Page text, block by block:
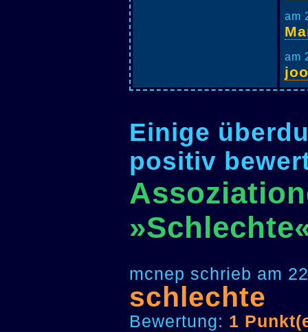
am
am
Einige
positiv
mcnep schrieb am
schlechte
Bewertung: 1